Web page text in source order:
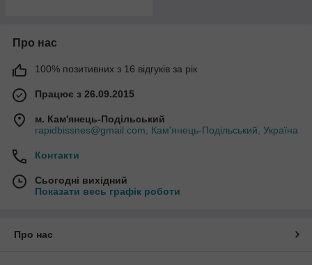
Про нас
100% позитивних з 16 відгуків за рік
Працює з 26.09.2015
м. Кам'янець-Подільський
rapidbissnes@gmail.com, Кам'янець-Подільський, Україна
Контакти
Сьогодні вихідний
Показати весь графік роботи
Про нас